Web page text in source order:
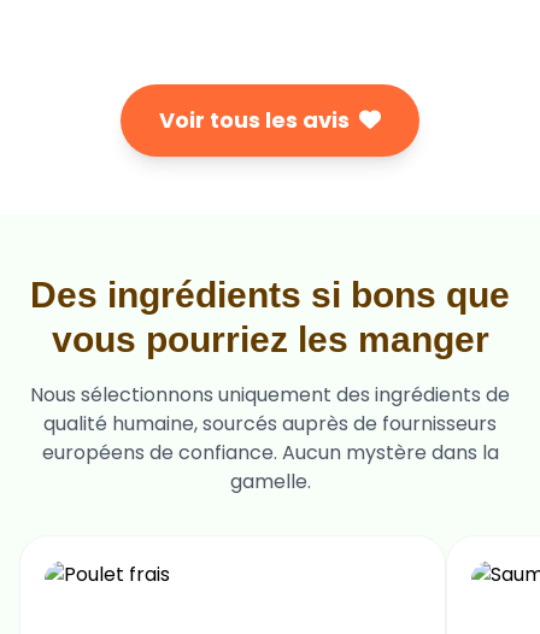
Voir tous les avis
Des ingrédients si bons que
vous pourriez les manger
Nous sélectionnons uniquement des ingrédients de
qualité humaine, sourcés auprès de fournisseurs
européens de confiance. Aucun mystère dans la
gamelle.